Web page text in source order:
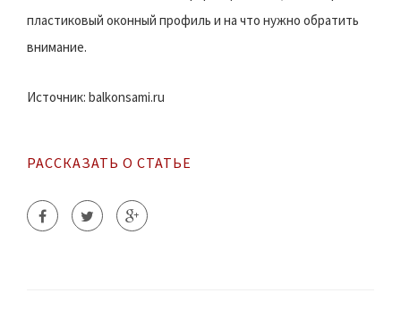
пластиковый оконный профиль и на что нужно обратить
внимание.
Источник: balkonsami.ru
РАССКАЗАТЬ О СТАТЬЕ